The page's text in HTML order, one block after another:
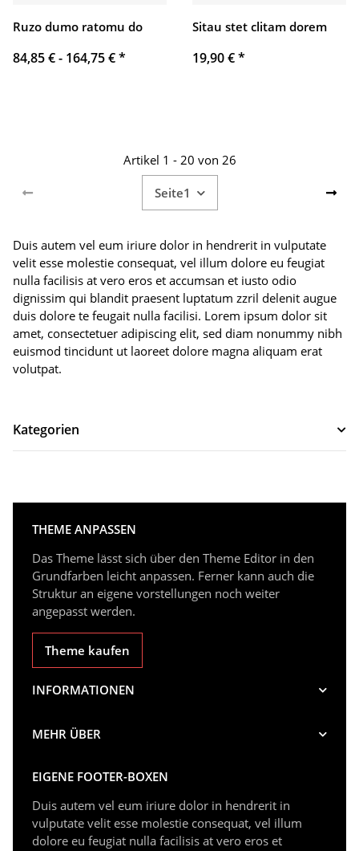
Ruzo dumo ratomu do
84,85 € - 164,75 €*
Sitau stet clitam dorem
19,90 €*
Artikel 1 - 20 von 26
Seite1
Duis autem vel eum iriure dolor in hendrerit in vulputate
velit esse molestie consequat, vel illum dolore eu feugiat
nulla facilisis at vero eros et accumsan et iusto odio
dignissim qui blandit praesent luptatum zzril delenit augue
duis dolore te feugait nulla facilisi. Lorem ipsum dolor sit
amet, consectetuer adipiscing elit, sed diam nonummy nibh
euismod tincidunt ut laoreet dolore magna aliquam erat
volutpat.
Kategorien
THEME ANPASSEN
Das Theme lässt sich über den Theme Editor in den
Grundfarben leicht anpassen. Ferner kann auch die
Struktur an eigene vorstellungen noch weiter
angepasst werden.
Theme kaufen
INFORMATIONEN
MEHR ÜBER
EIGENE FOOTER-BOXEN
Duis autem vel eum iriure dolor in hendrerit in
vulputate velit esse molestie consequat, vel illum
dolore eu feugiat nulla facilisis at vero eros et